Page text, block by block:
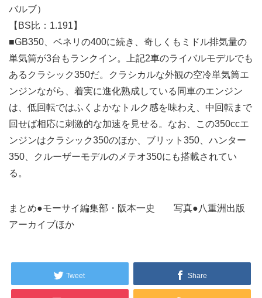
バルブ）
【BS比：1.191】
■GB350、ベネリの400に続き、奇しくもミドル排気量の
単気筒が3台もランクイン。上記2車のライバルモデルでも
あるクラシック350だ。クラシカルな外観の空冷単気筒エ
ンジンながら、着実に進化熟成している同車のエンジン
は、低回転ではふくよかなトルク感を味わえ、中回転まで
回せば相応に刺激的な加速を見せる。なお、この350ccエ
ンジンはクラシック350のほか、ブリット350、ハンター
350、クルーザーモデルのメテオ350にも搭載されてい
る。
まとめ●モーサイ編集部・阪本一史 写真●八重洲出版
アーカイブほか
Tweet Share